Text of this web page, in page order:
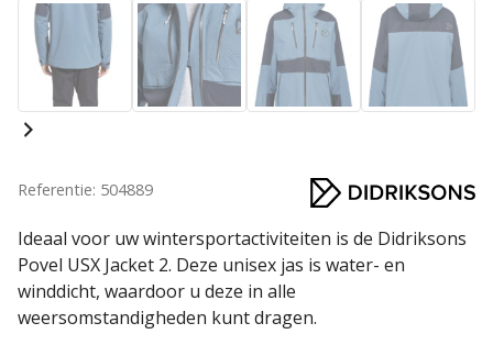
Referentie: 504889
Ideaal voor uw wintersportactiviteiten is de Didriksons
Povel USX Jacket 2. Deze unisex jas is water- en
winddicht, waardoor u deze in alle
weersomstandigheden kunt dragen.